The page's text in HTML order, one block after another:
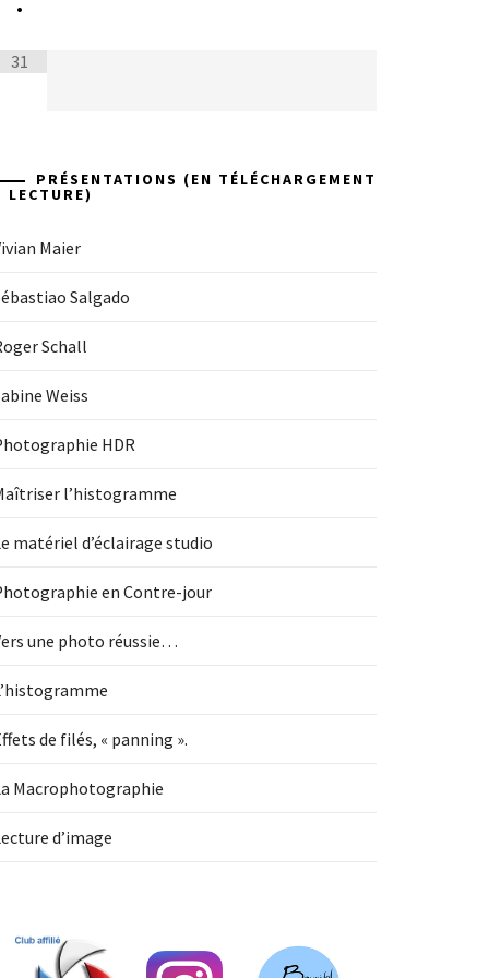
•
31
PRÉSENTATIONS (EN TÉLÉCHARGEMENT
LECTURE)
Maier
Salgado
Schall
Weiss
HDR
l’histogramme
matériel d’éclairage studio
en Contre-jour
une photo réussie…
de filés, « panning ».
Macrophotographie
d’image